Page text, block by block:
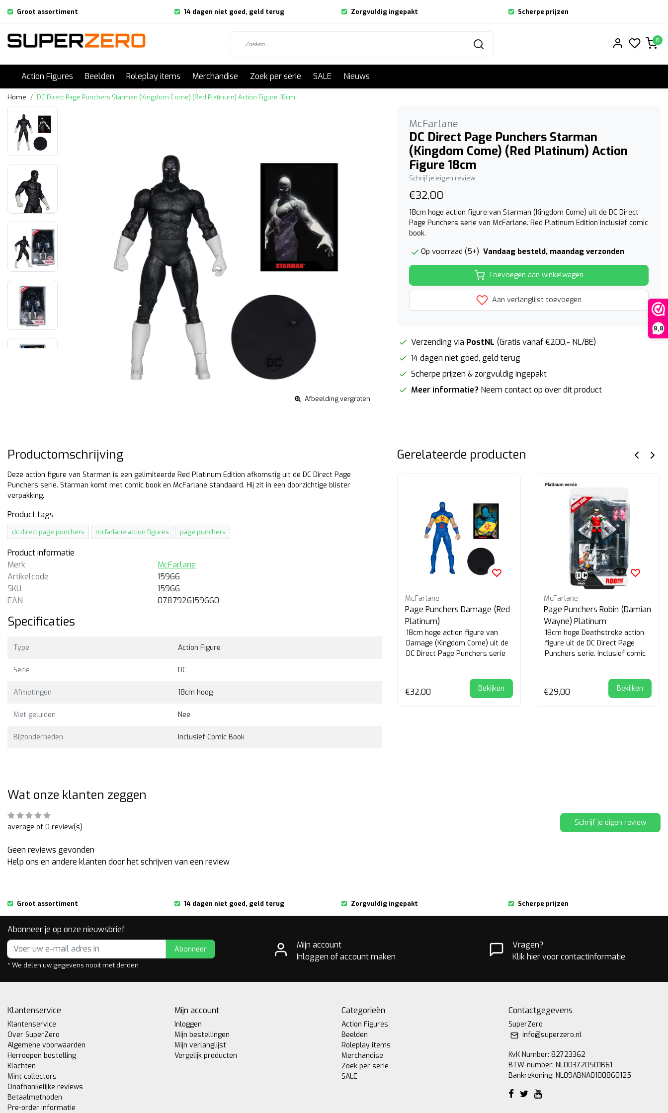
9,8
Groot assortiment 14 dagen niet goed, geld terug Zorgvuldig ingepakt Scherpe prijzen
0
Action Figures Beelden Roleplay items Merchandise Zoek per serie SALE Nieuws
Home DC Direct Page Punchers Starman (Kingdom Come) (Red Platinum) Action Figure 18cm
Afbeelding vergroten
McFarlane
DC Direct Page Punchers Starman
(Kingdom Come) (Red Platinum) Action
Figure 18cm
Schrijf je eigen review
€32,00
18cm hoge action figure van Starman (Kingdom Come) uit de DC Direct
Page Punchers serie van McFarlane. Red Platinum Edition inclusief comic
book.
Op voorraad (5+) Vandaag besteld, maandag verzonden
Toevoegen aan winkelwagen
Aan verlanglijst toevoegen
Verzending via PostNL (Gratis vanaf €200,- NL/BE)
14 dagen niet goed, geld terug
Scherpe prijzen & zorgvuldig ingepakt
Meer informatie? Neem contact op over dit product
Productomschrijving
Deze action figure van Starman is een gelimiteerde Red Platinum Edition afkomstig uit de DC Direct Page
Punchers serie. Starman komt met comic book en McFarlane standaard. Hij zit in een doorzichtige blister
verpakking.
Product tags
dc direct page punchers mcfarlane action figures page punchers
Product informatie
Merk
McFarlane
Artikelcode
15966
SKU
15966
EAN
0787926159660
Specificaties
Type Action Figure
Serie DC
Afmetingen 18cm hoog
Met geluiden Nee
Bijzonderheden Inclusief Comic Book
Gerelateerde producten
'78
'78 inclusief comic
uit de page punchers serie
McFarlane
hood inclusief comic book uit de
page punchers serie van
Bekijken
McFarlane
Page Punchers Damage (Red
Platinum)
18cm hoge action figure van
Damage (Kingdom Come) uit de
DC Direct Page Punchers serie
€32,00 Bekijken
McFarlane
Page Punchers Robin (Damian
Wayne) Platinum
18cm hoge Deathstroke action
figure uit de DC Direct Page
Punchers serie. Inclusief comic
€29,00 Bekijken
Wat onze klanten zeggen
average of 0 review(s) Schrijf je eigen review
Geen reviews gevonden
Help ons en andere klanten door het schrijven van een review
Groot assortiment 14 dagen niet goed, geld terug Zorgvuldig ingepakt Scherpe prijzen
Abonneer je op onze nieuwsbrief
Abonneer
* We delen uw gegevens nooit met derden
Mijn account
Inloggen of account maken
Vragen?
Klik hier voor contactinformatie
Klantenservice
Klantenservice
Over SuperZero
Algemene voorwaarden
Herroepen bestelling
Klachten
Mint collectors
Onafhankelijke reviews
Betaalmethoden
Pre-order informatie
Mijn account
Inloggen
Mijn bestellingen
Mijn verlanglijst
Vergelijk producten
Categorieën
Action Figures
Beelden
Roleplay items
Merchandise
Zoek per serie
SALE
Contactgegevens
SuperZero
info@superzero.nl
KvK Number: 82723362
BTW-number: NL003720501B61
Bankrekening: NL09ABNA0100860125